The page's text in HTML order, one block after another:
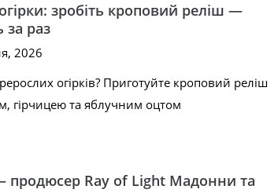
зробіть кроповий реліш —
за раз
2026
огірків? Приготуйте кроповий реліш
гірчицею та яблучним оцтом
продюсер Ray of Light Мадонни та